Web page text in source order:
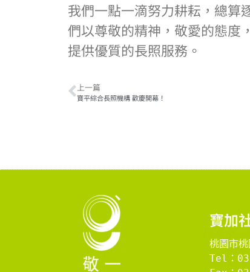
我們一點一滴努力耕耘，總算
們以尊敬的精神，敬愛的態度
提供優質的長照服務。
上一篇
寶平綜合長照機構 歡慶開幕！
寶加
桃園市
Tel：